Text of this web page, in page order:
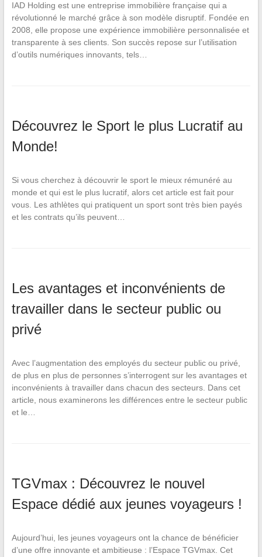
IAD Holding est une entreprise immobilière française qui a
révolutionné le marché grâce à son modèle disruptif. Fondée en
2008, elle propose une expérience immobilière personnalisée et
transparente à ses clients. Son succès repose sur l’utilisation
d’outils numériques innovants, tels…
Découvrez le Sport le plus Lucratif au
Monde!
Si vous cherchez à découvrir le sport le mieux rémunéré au
monde et qui est le plus lucratif, alors cet article est fait pour
vous. Les athlètes qui pratiquent un sport sont très bien payés
et les contrats qu’ils peuvent…
Les avantages et inconvénients de
travailler dans le secteur public ou
privé
Avec l’augmentation des employés du secteur public ou privé,
de plus en plus de personnes s’interrogent sur les avantages et
inconvénients à travailler dans chacun des secteurs. Dans cet
article, nous examinerons les différences entre le secteur public
et le…
TGVmax : Découvrez le nouvel
Espace dédié aux jeunes voyageurs !
Aujourd’hui, les jeunes voyageurs ont la chance de bénéficier
d’une offre innovante et ambitieuse : l’Espace TGVmax. Cet